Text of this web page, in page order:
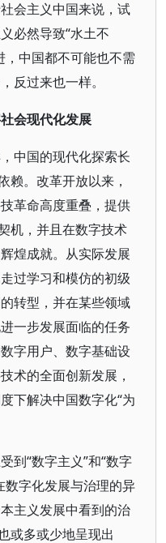
会主义中国来说，试
必然导致“水土不
，中国都不可能也不需
反过来也一样。
会现代化发展
中国的现代化探索长
赖。改革开放以来，
革命高度重叠，提供
机，并且在数字技术
煌成就。从实际发展
过学习和模仿的初级
转型，并在某些领域
一步发展面临的任务
字用户、数字基础设
术的全面创新发展，
下解决中国数字化“为
到“数字主义”和“数字
数字化发展与治理的异
主义发展中看到的治
或多或少地呈现出